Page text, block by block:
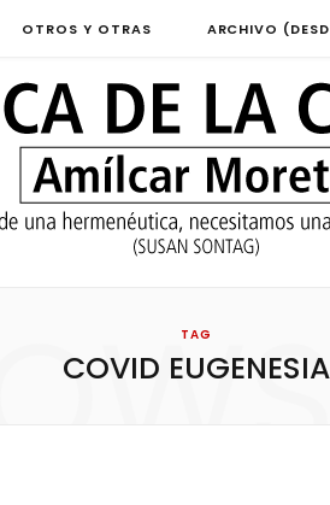
OTROS Y OTRAS ARCHIVO
TAG
COVID EUGENESIA